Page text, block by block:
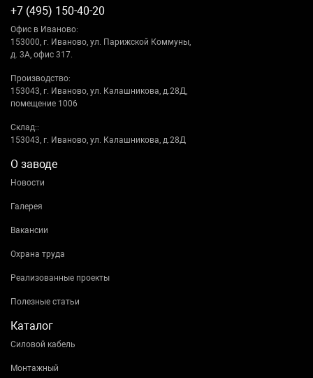
+7 (495) 150-40-20
Офис в Иваново:
153000, г. Иваново, ул. Парижской Коммуны,
д. 3А, офис 317.
Производство:
153043, г. Иваново, ул. Калашникова, д.28Д,
помещение 1006
Склад::
153043, г. Иваново, ул. Калашникова, д.28Д
О заводе
Новости
Галерея
Вакансии
Охрана труда
Реализованные проекты
Полезные статьи
Каталог
Силовой кабель
Монтажный